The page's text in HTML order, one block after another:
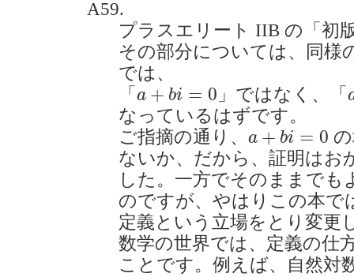
A59.
プラスエリート IIB の「初
その部分については、同様
では、
「 a + bi = 0
a+b i= 」ではなく、「
なっているはずです。
ご指摘の通り、 a + bi = 0
a+bi=0
ないか、だから、証明はお
した。一方でそのままで
のですが、やはりこの本で
定義という立場をとり変更
数学の世界では、定義の仕
ことです。例えば、自然対